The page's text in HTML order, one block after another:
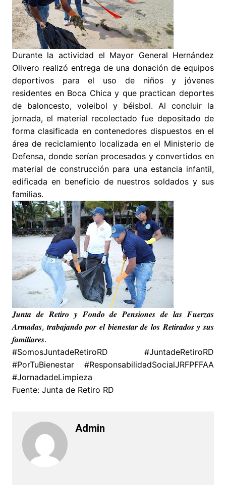
Durante la actividad el Mayor General Hernández
Olivero realizó entrega de una donación de equipos
deportivos para el uso de niños y jóvenes
residentes en Boca Chica y que practican deportes
de baloncesto, voleibol y béisbol. Al concluir la
jornada, el material recolectado fue depositado de
forma clasificada en contenedores dispuestos en el
área de reciclamiento localizada en el Ministerio de
Defensa, donde serían procesados y convertidos en
material de construcción para una estancia infantil,
edificada en beneficio de nuestros soldados y sus
familias.
𝑱𝒖𝒏𝒕𝒂 𝒅𝒆 𝑹𝒆𝒕𝒊𝒓𝒐 𝒚 𝑭𝒐𝒏𝒅𝒐 𝒅𝒆 𝑷𝒆𝒏𝒔𝒊𝒐𝒏𝒆𝒔 𝒅𝒆 𝒍𝒂𝒔 𝑭𝒖𝒆𝒓𝒛𝒂𝒔
𝑨𝒓𝒎𝒂𝒅𝒂𝒔, 𝒕𝒓𝒂𝒃𝒂𝒋𝒂𝒏𝒅𝒐 𝒑𝒐𝒓 𝒆𝒍 𝒃𝒊𝒆𝒏𝒆𝒔𝒕𝒂𝒓 𝒅𝒆 𝒍𝒐𝒔 𝑹𝒆𝒕𝒊𝒓𝒂𝒅𝒐𝒔 𝒚 𝒔𝒖𝒔
𝒇𝒂𝒎𝒊𝒍𝒊𝒂𝒓𝒆𝒔.
#SomosJuntadeRetiroRD #JuntadeRetiroRD
#PorTuBienestar #ResponsabilidadSocialJRFPFFAA
#JornadadeLimpieza
Fuente: Junta de Retiro RD
Admin